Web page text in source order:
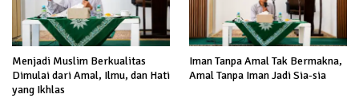
Menjadi Muslim Berkualitas
Dimulai dari Amal, Ilmu, dan Hati
yang Ikhlas
Iman Tanpa Amal Tak Bermakna,
Amal Tanpa Iman Jadi Sia-sia